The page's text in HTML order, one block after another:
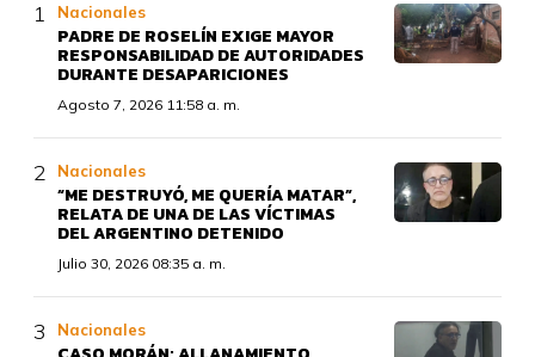
Nacionales
PADRE DE ROSELÍN EXIGE MAYOR
RESPONSABILIDAD DE AUTORIDADES
DURANTE DESAPARICIONES
Agosto 7, 2026 11:58 a. m.
Nacionales
“ME DESTRUYÓ, ME QUERÍA MATAR”,
RELATA DE UNA DE LAS VÍCTIMAS
DEL ARGENTINO DETENIDO
Julio 30, 2026 08:35 a. m.
Nacionales